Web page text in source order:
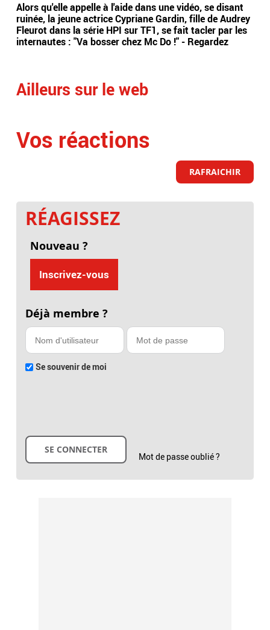
Alors qu'elle appelle à l'aide dans une vidéo, se disant
ruinée, la jeune actrice Cypriane Gardin, fille de Audrey
Fleurot dans la série HPI sur TF1, se fait tacler par les
internautes : "Va bosser chez Mc Do !" - Regardez
Ailleurs sur le web
Vos réactions
RAFRAICHIR
RÉAGISSEZ
Nouveau ?
Inscrivez-vous
Déjà membre ?
Se souvenir de moi
Mot de passe oublié ?